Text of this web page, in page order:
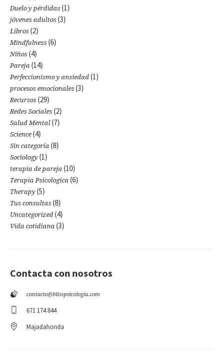
Duelo y pérdidas (1)
jóvenes adultos (3)
Libros (2)
Mindfulness (6)
Niños (4)
Pareja (14)
Perfeccionismo y ansiedad (1)
procesos emocionales (3)
Recursos (29)
Redes Sociales (2)
Salud Mental (7)
Science (4)
Sin categoría (8)
Sociology (1)
terapia de pareja (10)
Terapia Psicologica (6)
Therapy (5)
Tus consultas (8)
Uncategorized (4)
Vida cotidiana (3)
Contacta con nosotros
contacto@blisspsicologia.com
671 174 844
Majadahonda